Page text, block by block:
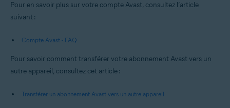
Pour en savoir plus sur votre compte Avast, consultez l’article
suivant :
Compte Avast - FAQ
Pour savoir comment transférer votre abonnement Avast vers un
autre appareil, consultez cet article :
Transférer un abonnement Avast vers un autre appareil